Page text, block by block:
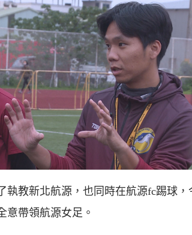
執教新北航源，也同時在航源fc踢球，
意帶領航源女足。